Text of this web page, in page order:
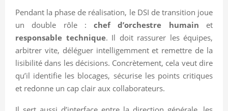
Pendant la phase de réalisation, le DSI de transition joue
un double rôle :chef d’orchestre humain et
responsable technique. Il doit rassurer les équipes,
arbitrer vite, déléguer intelligemment et remettre de la
lisibilité dans les décisions. Concrètement, cela veut dire
qu’il identifie les blocages, sécurise les points critiques
et redonne un cap clair aux collaborateurs.